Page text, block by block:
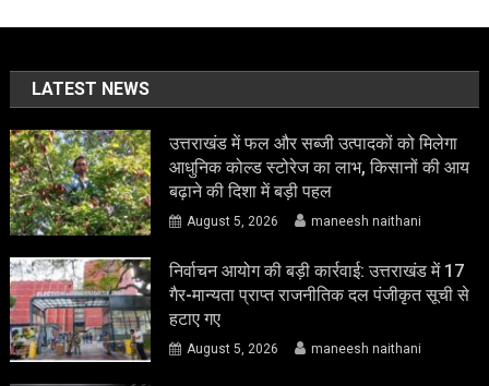
LATEST NEWS
उत्तराखंड में फल और सब्जी उत्पादकों को मिलेगा
आधुनिक कोल्ड स्टोरेज का लाभ, किसानों की आय
बढ़ाने की दिशा में बड़ी पहल
August 5, 2026 maneesh naithani
निर्वाचन आयोग की बड़ी कार्रवाई: उत्तराखंड में 17
गैर-मान्यता प्राप्त राजनीतिक दल पंजीकृत सूची से
हटाए गए
August 5, 2026 maneesh naithani